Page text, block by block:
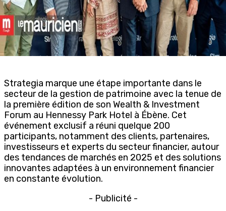
Strategia marque une étape importante dans le
secteur de la gestion de patrimoine avec la tenue de
la première édition de son Wealth & Investment
Forum au Hennessy Park Hotel à Ébène. Cet
événement exclusif a réuni quelque 200
participants, notamment des clients, partenaires,
investisseurs et experts du secteur financier, autour
des tendances de marchés en 2025 et des solutions
innovantes adaptées à un environnement financier
en constante évolution.
- Publicité -